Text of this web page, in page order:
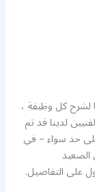
لشرح كل وظيفة ،
لدينا قد تم
حد سواء – في
الصعيد
على التفاصيل.